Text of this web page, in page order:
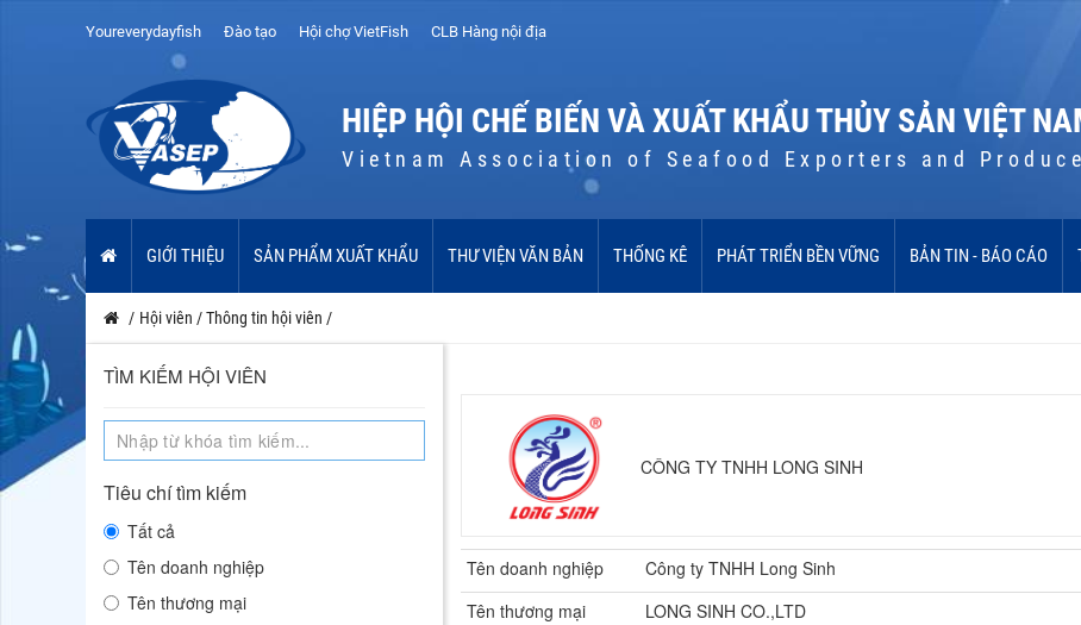
Youreverydayfish Đào tạo Hội chợ VietFish CLB Hàng nội địa
HIỆP HỘI CHẾ BIẾN VÀ XUẤT KHẨU THỦY SẢN VIỆT
Vietnam Association of Seafood Exporters and
GIỚI THIỆU SẢN PHẨM XUẤT KHẨU THƯ VIỆN VĂN BẢN THỐNG KÊ PHÁT TRIỂN BỀN VỮNG BẢN TIN - BÁO CÁO
/ Hội viên /Thông tin hội viên /
TÌM KIẾM HỘI VIÊN
Tiêu chí tìm kiếm
Tất cả
Tên doanh nghiệp
Tên thương mại
CÔNG TY TNHH LONG SINH
Tên doanh nghiệp
Công ty TNHH Long Sinh
Tên thương mại
LONG SINH CO.,LTD